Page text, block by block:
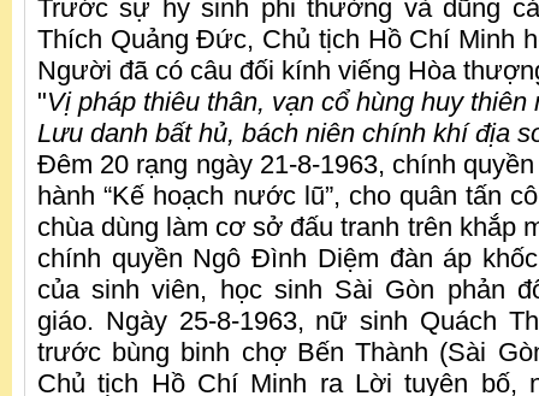
Trước sự hy sinh phi thường và dũng
Thích Quảng Đức, Chủ tịch Hồ Chí Minh
Người đã có câu đối kính viếng Hòa
"Vị pháp thiêu thân, vạn cổ hùng huy thiên
Lưu danh bất hủ, bách niên chính khí địa
Đêm 20 rạng ngày 21-8-1963, chính
hành “Kế hoạch nước lũ”, cho quân tấn
chùa dùng làm cơ sở đấu tranh trên khắp
chính quyền Ngô Đình Diệm đàn áp
của sinh viên, học sinh Sài Gòn phản
giáo. Ngày 25-8-1963, nữ sinh Quách
trước bùng binh chợ Bến Thành (Sài
Chủ tịch Hồ Chí Minh ra Lời tuyên bố,